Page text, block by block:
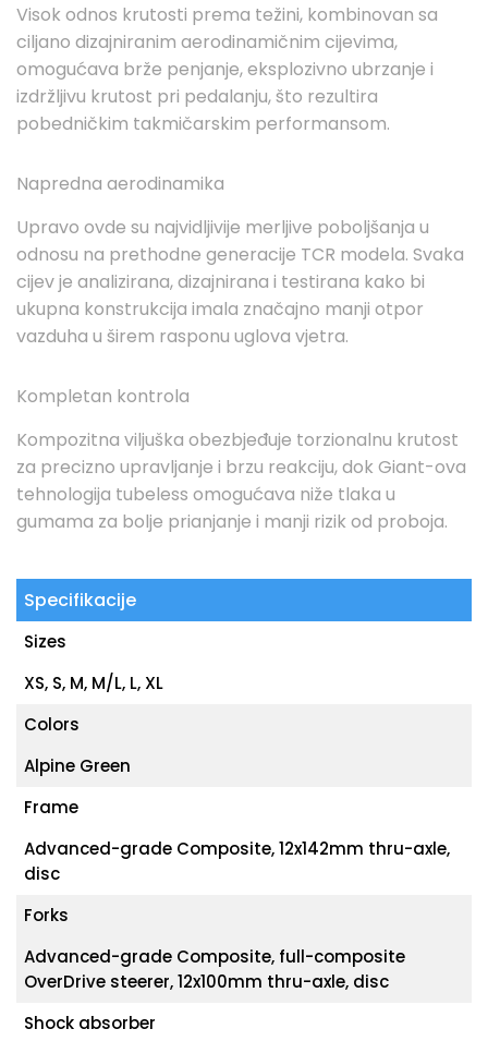
Visok odnos krutosti prema težini, kombinovan sa
ciljano dizajniranim aerodinamičnim cijevima,
omogućava brže penjanje, eksplozivno ubrzanje i
izdržljivu krutost pri pedalanju, što rezultira
pobedničkim takmičarskim performansom.
Napredna aerodinamika
Upravo ovde su najvidljivije merljive poboljšanja u
odnosu na prethodne generacije TCR modela. Svaka
cijev je analizirana, dizajnirana i testirana kako bi
ukupna konstrukcija imala značajno manji otpor
vazduha u širem rasponu uglova vjetra.
Kompletan kontrola
Kompozitna viljuška obezbjeđuje torzionalnu krutost
za precizno upravljanje i brzu reakciju, dok Giant-ova
tehnologija tubeless omogućava niže tlaka u
gumama za bolje prianjanje i manji rizik od proboja.
Specifikacije
Sizes
XS, S, M, M/L, L, XL
Colors
Alpine Green
Frame
Advanced-grade Composite, 12x142mm thru-axle,
disc
Forks
Advanced-grade Composite, full-composite
OverDrive steerer, 12x100mm thru-axle, disc
Shock absorber